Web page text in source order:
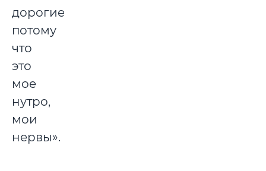
дорогие,
потому
что
это
мое
нутро,
мои
нервы».